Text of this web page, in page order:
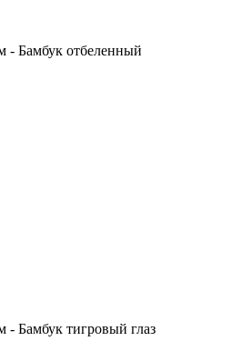
- Бамбук отбеленный
Бамбук тигровый глаз